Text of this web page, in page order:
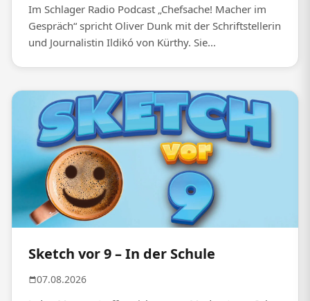
Im Schlager Radio Podcast „Chefsache! Macher im
Gespräch“ spricht Oliver Dunk mit der Schriftstellerin
und Journalistin Ildikó von Kürthy. Sie...
Sketch vor 9 – In der Schule
07.08.2026